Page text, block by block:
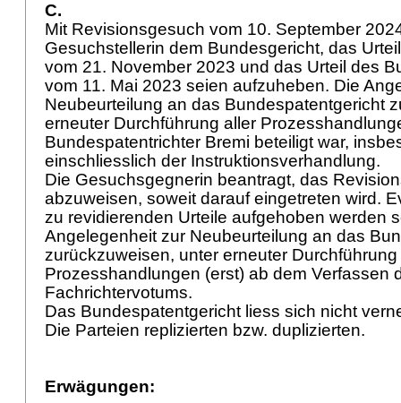
C.
Mit Revisionsgesuch vom 10. September
Gesuchstellerin dem Bundesgericht, das
vom 21. November 2023 und das Urteil des
vom 11. Mai 2023 seien aufzuheben. Die
Neubeurteilung an das Bundespatentgericht
erneuter Durchführung aller
Bundespatentrichter Bremi beteiligt war,
einschliesslich der Instruktionsverhandlung.
Die Gesuchsgegnerin beantragt, das
abzuweisen, soweit darauf eingetreten wird.
zu revidierenden Urteile aufgehoben werden
Angelegenheit zur Neubeurteilung an das
zurückzuweisen, unter erneuter Durchführung
Prozesshandlungen (erst) ab dem Verfassen
Fachrichtervotums.
Das Bundespatentgericht liess sich nicht
Die Parteien replizierten bzw. duplizierten.
Erwägungen: